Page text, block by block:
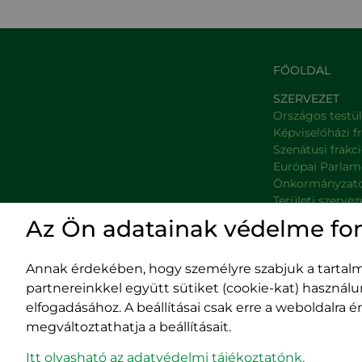
FŐOLDAL
SZERVEZET
Országos
Képviselőházi
Szenátusi
Európai
Területi
Platformok
Impresszum
Adatvédelmi szabályzat
Fürdő (Card. Iuliu
Az Ön adatainak védelme
Annak érdekében, hogy személyre szabjuk a
partnereinkkel együtt sütiket (cookie-kat)
elfogadásához. A beállításai csak erre a weboldalra
megváltoztathatja a beállításait.
Itt olvasható az adatvédelmi tájékoztatónk.